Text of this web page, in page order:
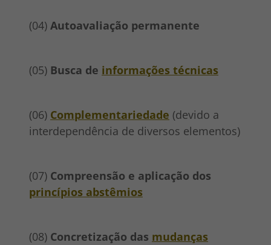
(04) Autoavaliação permanente
(05) Busca de informações técnicas
(06) Complementariedade (devido a
interdependência de diversos elementos)
(07) Compreensão e aplicação dos
princípios abstêmios
(08) Concretização das mudanças